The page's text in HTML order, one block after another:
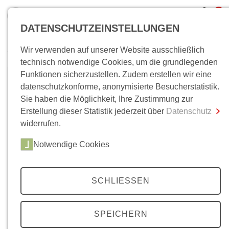
inkl. MwSt.
0,00 €
Zum Warenkorb Zur Kasse
Wo bin ich?
Perrin Selcer
Perrin Selcer, PhD, Historiker, Dozent an der
University of Texas, Austin.
Arbeitsschwerpunkte: Geschichte der Sozial- und
Umweltwissenschaften; Geschichte internationaler
internationale Beziehungen der USA.
Neuere Publikationen: The View from Everywhere:
Disciplining Diversity in Post-World War Two
International Social Science, in: Journal of the
DATENSCHUTZEINSTELLUNGEN
Wir verwenden auf unserer Website ausschließlich
technisch notwendige Cookies, um die grundlegenden
Funktionen sicherzustellen. Zudem erstellen wir eine
datenschutzkonforme, anonymisierte Besucherstatistik.
Sie haben die Möglichkeit, Ihre Zustimmung zur
Erstellung dieser Statistik jederzeit über Datenschutz
widerrufen.
Notwendige Cookies
SCHLIESSEN
SPEICHERN